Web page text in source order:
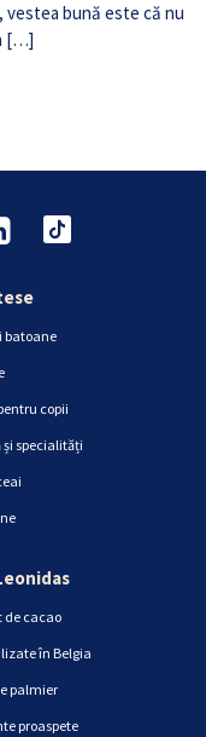
bună este că nu
[…]
batoane
copii
și specialități
de cacao
în Belgia
palmier
proaspete